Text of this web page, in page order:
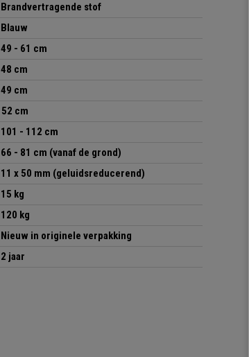
Brandvertragende stof
Blauw
49 - 61 cm
48 cm
49 cm
52 cm
101 - 112 cm
66 - 81 cm (vanaf de grond)
11 x 50 mm (geluidsreducerend)
15 kg
120 kg
Nieuw in originele verpakking
2 jaar